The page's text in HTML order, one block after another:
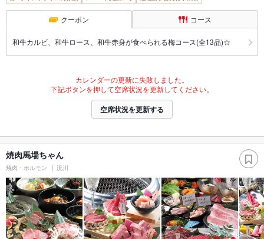
クーポン コース
和牛カルビ、和牛ロース、和牛赤身が食べられる梅コース(全13品)☆
カレンダーの更新に失敗しました。
下記ボタンを押して空席状況を更新してください。
空席状況を更新する
焼肉馬場ちゃん
焼肉・ホルモン 流川